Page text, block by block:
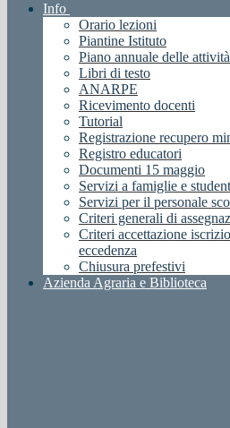
Info
Orario lezioni
Piantine Istituto
Piano annuale delle attività
Libri di testo
ANARPE
Ricevimento docenti
Tutorial
Registrazione recupero
Registro educatori
Documenti 15 maggio
Servizi a famiglie e
Servizi per il personale
Criteri generali di
Criteri accettazione
eccedenza
Chiusura prefestivi
Azienda Agraria e Biblioteca